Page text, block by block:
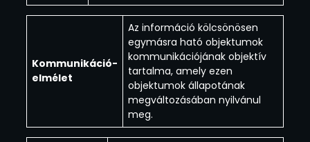
Kommunikáció-
elmélet
Az információ kölcsönösen
egymásra ható objektumok
kommunikációjának objektív
tartalma, amely ezen
objektumok állapotának
megváltozásában nyilvánul
meg.